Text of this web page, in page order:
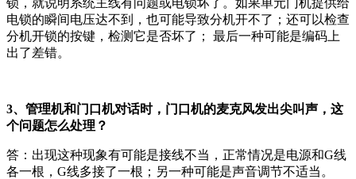
电锁的瞬间电压达不到，也可能导致分机开不了；还可以检查
分机开锁的按键，检测它是否坏了； 最后一种可能是编码上
出了差错。
3、管理机和门口机对话时，门口机的麦克风发出尖叫声，这
个问题怎么处理？
答：出现这种现象有可能是接线不当，正常情况是电源和G线
各一根，G线多接了一根；另一种可能是声音调节不适当。